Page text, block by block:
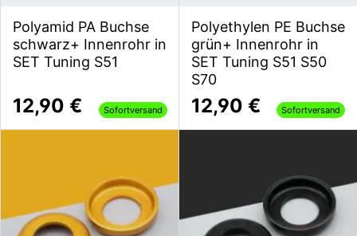
Polyamid PA Buchse
schwarz+ Innenrohr in
SET Tuning S51
12,90 € Sofortversand
Polyethylen PE Buchse
grün+ Innenrohr in
SET Tuning S51 S50
S70
12,90 € Sofortversand